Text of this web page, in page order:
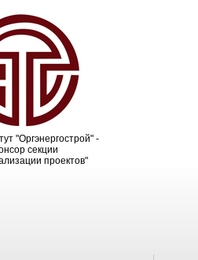
"Оргэнергострой" -
секции
проектов"